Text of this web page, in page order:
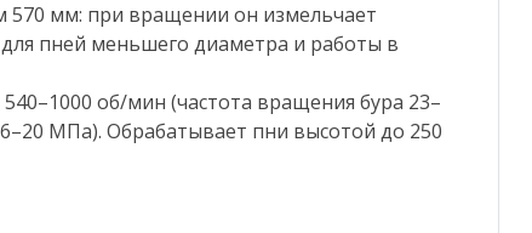
570 мм: при вращении он измельчает
для пней меньшего диаметра и работы в
об/мин (частота вращения бура 23–
МПа). Обрабатывает пни высотой до 250